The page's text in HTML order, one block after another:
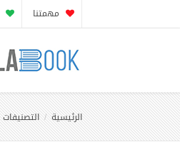
مهمتنا
الرئيسية التصنيفات